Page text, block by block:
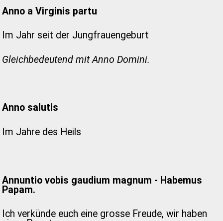
Anno a Virginis partu
Im Jahr seit der Jungfrauengeburt
Gleichbedeutend mit Anno Domini.
Anno salutis
Im Jahre des Heils
Annuntio vobis gaudium magnum - Habemus
Papam.
Ich verkünde euch eine grosse Freude, wir haben